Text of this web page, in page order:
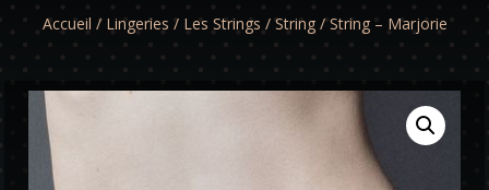
Accueil / Lingeries / Les Strings / String/ String – Marjorie